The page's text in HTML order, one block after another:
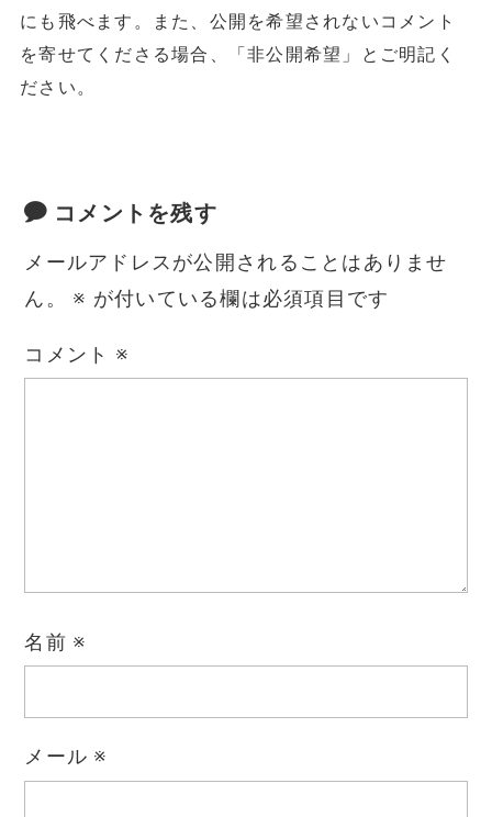
にも飛べます。また、公開を希望されないコメント
を寄せてくださる場合、「非公開希望」とご明記く
ださい。
コメントを残す
メールアドレスが公開されることはありませ
ん。
※ が付いている欄は必須項目です
コメント ※
名前 ※
メール ※